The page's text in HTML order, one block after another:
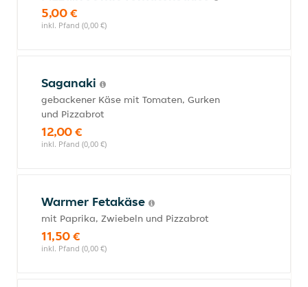
5,00 €
inkl. Pfand (0,00 €)
Saganaki
gebackener Käse mit Tomaten, Gurken
und Pizzabrot
12,00 €
inkl. Pfand (0,00 €)
Warmer Fetakäse
mit Paprika, Zwiebeln und Pizzabrot
11,50 €
inkl. Pfand (0,00 €)